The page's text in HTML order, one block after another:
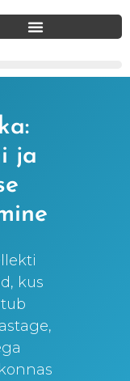
ja
kus